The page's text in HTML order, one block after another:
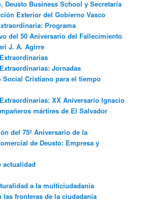
Deusto Business School y Secretaría
Exterior del Gobierno Vasco
Programa
del 50 Aniversario del Fallecimiento
J. A. Agirre
Jornadas
Social Cristiano para el tiempo
XX Aniversario Ignacio
mártires de El Salvador
del 75º Aniversario de la
de Deusto: Empresa y
actualidad
a la multiciudadania
las fronteras de la ciudadanía